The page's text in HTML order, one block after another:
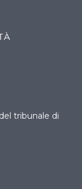
tribunale di